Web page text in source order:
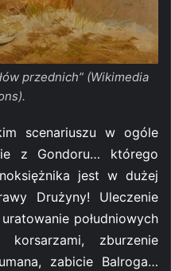
przednich” (Wikimedia
scenariuszu w ogóle
z Gondoru… którego
jest w dużej
Drużyny! Uleczenie
południowych
zburzenie
zabicie Balroga…